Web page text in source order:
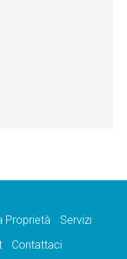
Proprietà
Servizi
Contattaci